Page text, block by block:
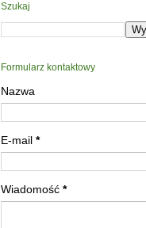
Szukaj
Formularz kontaktowy
Nazwa
E-mail *
Wiadomość *